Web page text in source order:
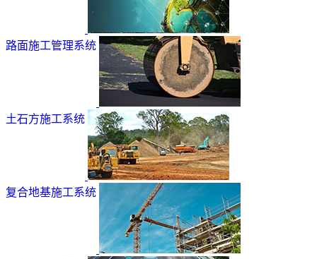
路面施工管理系统
土石方施工系统
复合地基施工系统